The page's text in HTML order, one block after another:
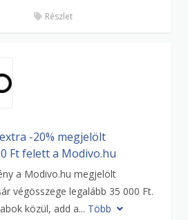
Részlet
-20% megjelölt
Ft felett a Modivo.hu
a Modivo.hu megjelölt
végösszege legalább 35 000 Ft.
közül, add a... Több